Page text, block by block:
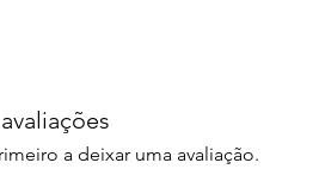
a deixar uma avaliação.